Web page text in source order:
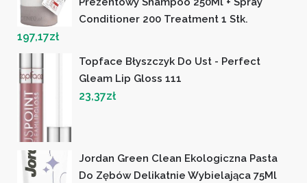
Conditioner 200 Treatment 1 Stk.
197,17zł
Topface Błyszczyk Do Ust - Perfect
Gleam Lip Gloss 111
23,37zł
Jordan Green Clean Ekologiczna Pasta
Do Zębów Delikatnie Wybielająca 75Ml